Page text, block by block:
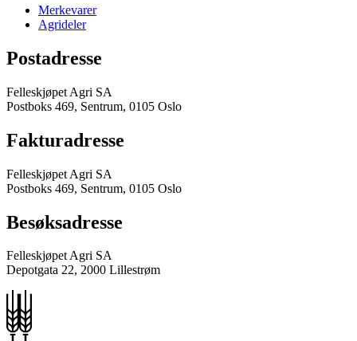
Merkevarer
Agrideler
Postadresse
Felleskjøpet Agri SA
Postboks 469, Sentrum, 0105 Oslo
Fakturadresse
Felleskjøpet Agri SA
Postboks 469, Sentrum, 0105 Oslo
Besøksadresse
Felleskjøpet Agri SA
Depotgata 22, 2000 Lillestrøm